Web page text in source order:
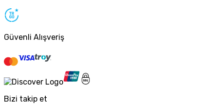
Güvenli Alışveriş
Bizi takip et